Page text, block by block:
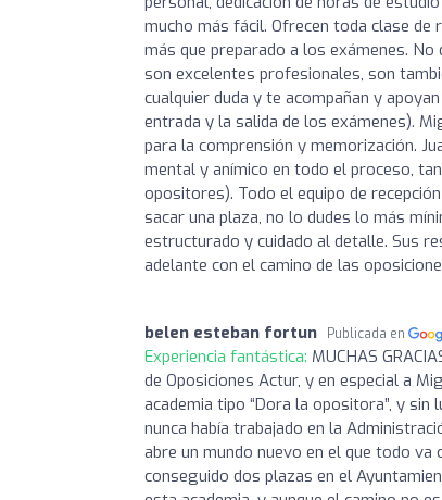
mucho más fácil. Ofrecen toda clase
más que preparado a los exámenes.
son excelentes profesionales, son
cualquier duda y te acompañan y
entrada y la salida de los exámenes).
para la comprensión y memorización.
mental y anímico en todo el proceso,
opositores). Todo el equipo de
sacar una plaza, no lo dudes lo más
estructurado y cuidado al detalle. Sus
adelante con el camino de las
belen esteban fortun Publicada en
Experiencia fantástica: MUCHAS
de Oposiciones Actur, y en especial a
academia tipo “Dora la opositora”, y
nunca había trabajado en la
abre un mundo nuevo en el que todo va
conseguido dos plazas en el